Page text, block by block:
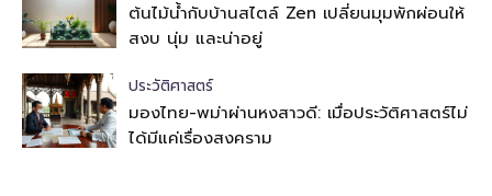
ต้นไม้น้ำกับบ้านสไตล์ Zen เปลี่ยนมุมพักผ่อนให้
สงบ นุ่ม และน่าอยู่
ประวัติศาสตร์
มองไทย-พม่าผ่านหงสาวดี: เมื่อประวัติศาสตร์ไม่
ได้มีแค่เรื่องสงคราม